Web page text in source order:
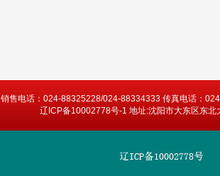
销售电话：024-88325228/024-88334333 传真电话：
辽ICP备10002778号-1 地址:沈阳市大东区东北